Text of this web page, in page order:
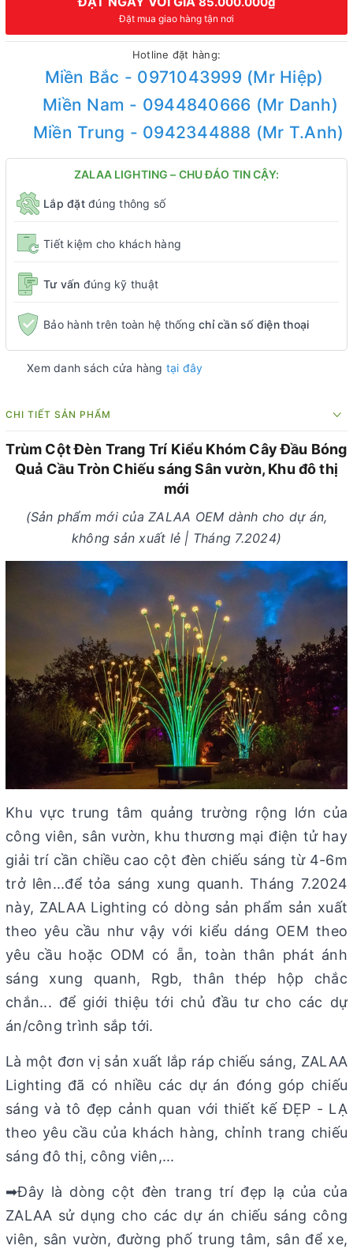
Đặt mua giao hàng tận nơi
Hotline đặt hàng:
Miền Bắc - 0971043999 (Mr Hiệp)
Miền Nam - 0944840666 (Mr Danh)
Miền Trung - 0942344888 (Mr T.Anh)
ZALAA LIGHTING – CHU ĐÁO TIN CẬY:
Lắp đặtđúng thông số
Tiết kiệm cho khách hàng
Tư vấn đúng kỹ thuật
Bảo hành trên toàn hệ thống chỉ cần số điện thoại
Xem danh sách cửa hàng tại đây
CHI TIẾT SẢN PHẨM
Trùm Cột Đèn Trang Trí Kiểu Khóm Cây Đầu Bóng
Quả Cầu Tròn Chiếu sáng Sân vườn, Khu đô thị
mới
(Sản phẩm mới của ZALAA OEM dành cho dự án,
không sản xuất lẻ | Tháng 7.2024)
Khu vực trung tâm quảng trường rộng lớn của
công viên, sân vườn, khu thương mại điện tử hay
giải trí cần chiều cao cột đèn chiếu sáng từ 4-6m
trở lên...để tỏa sáng xung quanh. Tháng 7.2024
này, ZALAA Lighting có dòng sản phẩm sản xuất
theo yêu cầu như vậy với kiểu dáng OEM theo
yêu cầu hoặc ODM có ẵn, toàn thân phát ánh
sáng xung quanh, Rgb, thân thép hộp chắc
chắn... để giới thiệu tới chủ đầu tư cho các dự
án/công trình sắp tới.
Là một đơn vị sản xuất lắp ráp chiếu sáng, ZALAA
Lighting đã có nhiều các dự án đóng góp chiếu
sáng và tô đẹp cảnh quan với thiết kế ĐẸP - LẠ
theo yêu cầu của khách hàng, chỉnh trang chiếu
sáng đô thị, công viên,...
➡Đây là dòng cột đèn trang trí đẹp lạ của của
ZALAA sử dụng cho các dự án chiếu sáng công
viên, sân vườn, đường phố trung tâm, sân để xe,